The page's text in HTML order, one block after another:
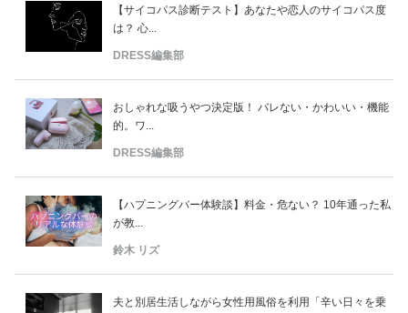
【サイコパス診断テスト】あなたや恋人のサイコパス度
は？ 心...
DRESS編集部
おしゃれな吸うやつ決定版！ バレない・かわいい・機能
的。ワ...
DRESS編集部
【ハプニングバー体験談】料金・危ない？ 10年通った私
が教...
鈴木 リズ
夫と別居生活しながら女性用風俗を利用「辛い日々を乗